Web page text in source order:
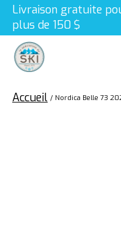
Livraison gratuite
plus de 150 $
Accueil / Nordica Belle 73